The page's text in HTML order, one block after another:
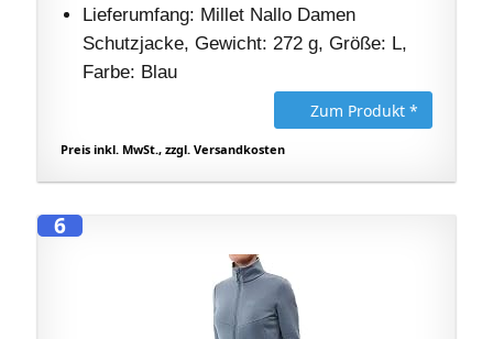
Lieferumfang: Millet Nallo Damen
Schutzjacke, Gewicht: 272 g, Größe: L,
Farbe: Blau
Zum Produkt *
Preis inkl. MwSt., zzgl. Versandkosten
6